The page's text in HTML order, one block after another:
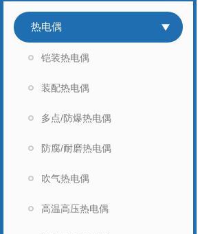
热电偶
铠装热电偶
装配热电偶
多点/防爆热电偶
防腐/耐磨热电偶
吹气热电偶
高温高压热电偶